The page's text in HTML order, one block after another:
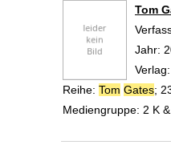
Tom
Jahr:
Verlag:
Reihe: Tom Gates;
Mediengruppe: 2 K